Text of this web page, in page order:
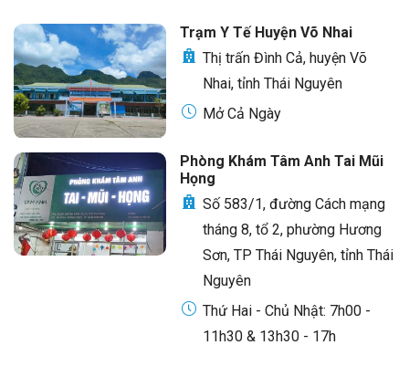
Trạm Y Tế Huyện Võ Nhai
Thị trấn Đình Cả, huyện Võ
Nhai, tỉnh Thái Nguyên
Mở Cả Ngày
Phòng Khám Tâm Anh Tai Mũi
Họng
Số 583/1, đường Cách mạng
tháng 8, tổ 2, phường Hương
Sơn, TP Thái Nguyên, tỉnh Thái
Nguyên
Thứ Hai - Chủ Nhật: 7h00 -
11h30 & 13h30 - 17h